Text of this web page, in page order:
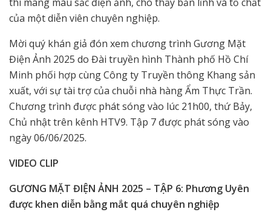
thi mang màu sắc điện ảnh, cho thấy bản lĩnh và tố chất
của một diễn viên chuyên nghiệp.
Mời quý khán giả đón xem chương trình Gương Mặt
Điện Ảnh 2025 do Đài truyền hình Thành phố Hồ Chí
Minh phối hợp cùng Công ty Truyền thông Khang sản
xuất, với sự tài trợ của chuỗi nhà hàng Ẩm Thực Trần.
Chương trình được phát sóng vào lúc 21h00, thứ Bảy,
Chủ nhật trên kênh HTV9. Tập 7 được phát sóng vào
ngày 06/06/2025.
VIDEO CLIP
GƯƠNG MẶT ĐIỆN ẢNH 2025 – TẬP 6: Phương Uyên
được khen diễn bằng mắt quá chuyên nghiệp